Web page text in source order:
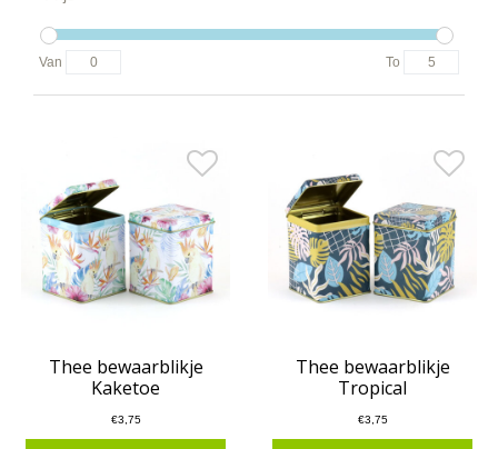
Van To
Thee bewaarblikje
Kaketoe
€3,75
Thee bewaarblikje
Tropical
€3,75